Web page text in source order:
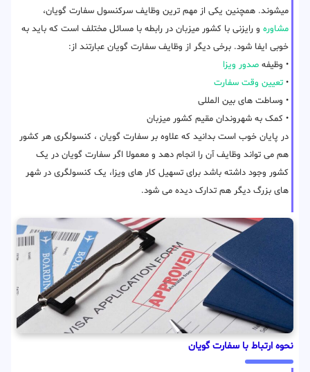
میشوند. همچنین یکی از مهم ترین وظایف سرکنسول سفارت گویان،
مشاوره و رایزنی با کشور میزبان در رابطه با مسائل مختلف است که باید به
خوبی ایفا شود. برخی دیگر از وظایف سفارت گویان عبارتند از:
• وظیفه صدور ویزا
• تعیین وقت سفارت
• وساطت های بین المللی
• کمک به شهروندان مقیم کشور میزبان
در پایان خوب است بدانید که علاوه بر سفارت گویان ، کنسولگری هر کشور
هم می تواند وظایف آن را انجام دهد و معمولا اگر سفارت گویان در یک
کشور وجود داشته باشد برای تسهیل کار های ویزا، یک کنسولگری در شهر
های بزرگ دیگر هم تدارک دیده می شود.
نحوه ارتباط با سفارت گویان